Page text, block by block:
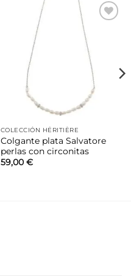
COLECCIÓN HÉRITIÈRE
Colgante plata Salvatore
perlas con circonitas
59,00 €